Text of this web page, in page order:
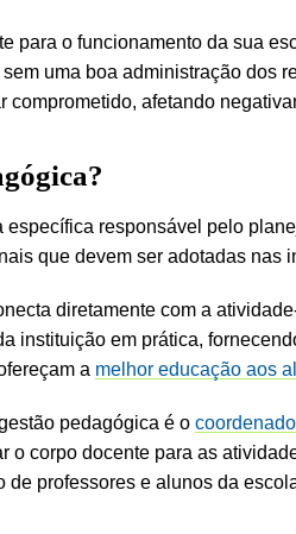
para o funcionamento da sua
uma boa administração dos
comprometido, afetando
específica responsável pelo
que devem ser adotadas nas
diretamente com a
instituição em prática,
a melhor educação aos
pedagógica é o
o corpo docente para as
de professores e alunos da